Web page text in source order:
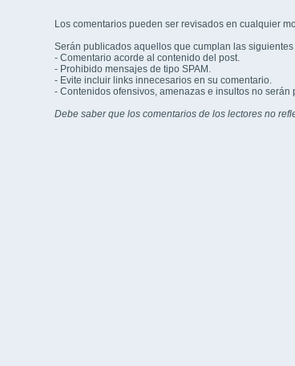
Los comentarios pueden ser revisados en cualquier
Serán publicados aquellos que cumplan las
- Comentario acorde al contenido del post.
- Prohibido mensajes de tipo SPAM.
- Evite incluir links innecesarios en su comentario.
- Contenidos ofensivos, amenazas e insultos no serán
Debe saber que los comentarios de los lectores no